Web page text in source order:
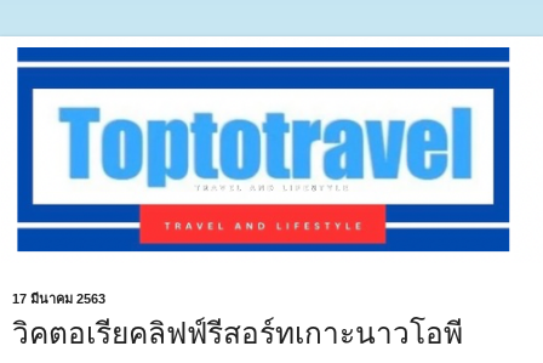
17 มีนาคม 2563
วิคตอเรียคลิฟฟ์รีสอร์ทเกาะนาวโอพี